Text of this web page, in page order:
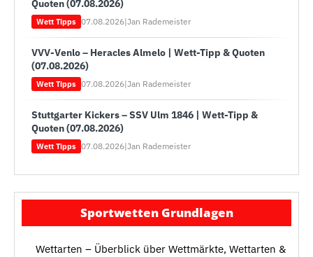
Quoten (07.08.2026)
Wett Tipps 07.08.2026|Jan Rademeister
VVV-Venlo – Heracles Almelo | Wett-Tipp & Quoten
(07.08.2026)
Wett Tipps 07.08.2026|Jan Rademeister
Stuttgarter Kickers – SSV Ulm 1846 | Wett-Tipp &
Quoten (07.08.2026)
Wett Tipps 07.08.2026|Jan Rademeister
Sportwetten Grundlagen
Wettarten – Überblick über Wettmärkte, Wettarten &